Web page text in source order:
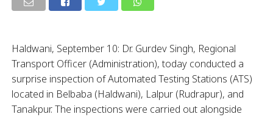
Haldwani, September 10: Dr. Gurdev Singh, Regional
Transport Officer (Administration), today conducted a
surprise inspection of Automated Testing Stations (ATS)
located in Belbaba (Haldwani), Lalpur (Rudrapur), and
Tanakpur. The inspections were carried out alongside